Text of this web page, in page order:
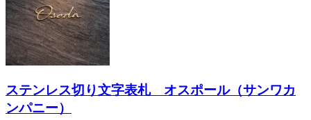
ステンレス切り文字表札 オスポール（サンワカ
ンパニー）